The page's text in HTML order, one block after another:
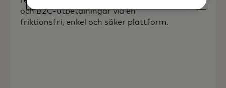
och B2C-utbetalningar via en
friktionsfri, enkel och säker plattform.